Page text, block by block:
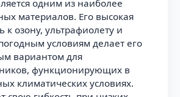
одним из наиболее
материалов. Его высокая
к озону, ультрафиолету и
условиям делает его
вариантом для
функционирующих в
климатических условиях.